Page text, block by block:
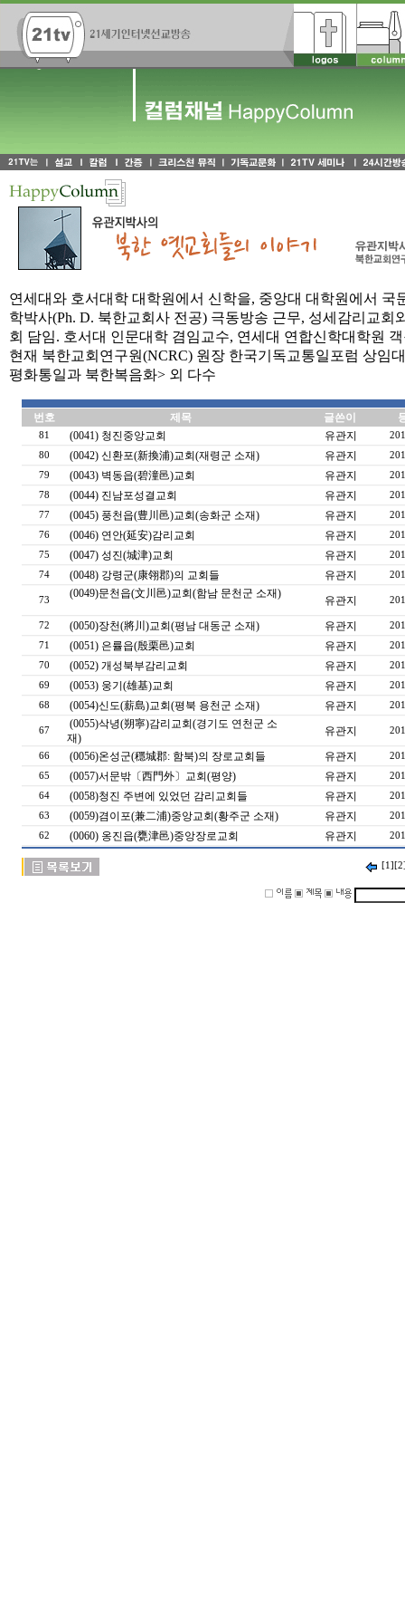
연세대와 호서대학 대학원에서 신학을, 중앙대 대학원에서 국
학박사(Ph. D. 북한교회사 전공) 극동방송 근무, 성세감리교회
회 담임. 호서대 인문대학 겸임교수, 연세대 연합신학대학원
현재 북한교회연구원(NCRC) 원장 한국기독교통일포럼 상임
평화통일과 북한복음화> 외 다수
번호 제목 글쓴이
81 (0041) 청진중앙교회 유관지
80
(0042) 신환포(新換浦)교회(재령군 소재) 유관지
79
(0043) 벽동읍(碧潼邑)교회 유관지
78
(0044) 진남포성결교회 유관지
77
(0045) 풍천읍(豊川邑)교회(송화군 소재) 유관지
76
(0046) 연안(延安)감리교회 유관지
75
(0047) 성진(城津)교회 유관지
74
(0048) 강령군(康翎郡)의 교회들 유관지
73
(0049)문천읍(文川邑)교회(함남 문천군 소재)
유관지
72 (0050)장천(將川)교회(평남 대동군 소재) 유관지
71
(0051) 은률읍(殷栗邑)교회 유관지
70
(0052) 개성북부감리교회 유관지
69
(0053) 웅기(雄基)교회 유관지
68
(0054)신도(薪島)교회(평북 용천군 소재) 유관지
67
(0055)삭녕(朔寧)감리교회(경기도 연천군 소
재)
유관지
66 (0056)온성군(穩城郡: 함북)의 장로교회들 유관지
65
(0057)서문밖〔西門外〕교회(평양) 유관지
64
(0058)청진 주변에 있었던 감리교회들 유관지
63
(0059)겸이포(兼二浦)중앙교회(황주군 소재) 유관지
62
(0060) 옹진읍(甕津邑)중앙장로교회 유관지
[1]